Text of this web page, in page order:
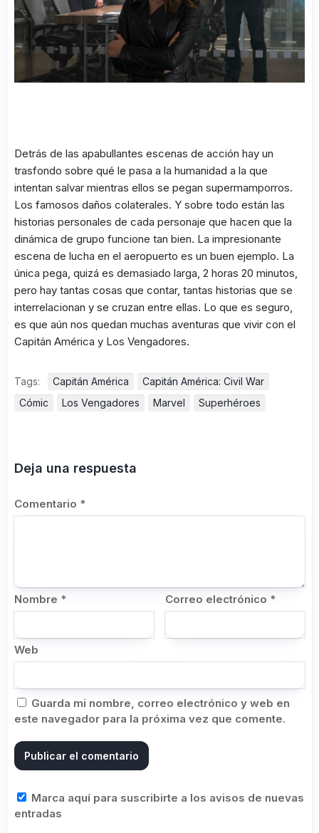
Detrás de las apabullantes escenas de acción hay un
trasfondo sobre qué le pasa a la humanidad a la que
intentan salvar mientras ellos se pegan supermamporros.
Los famosos daños colaterales. Y sobre todo están las
historias personales de cada personaje que hacen que la
dinámica de grupo funcione tan bien. La impresionante
escena de lucha en el aeropuerto es un buen ejemplo. La
única pega, quizá es demasiado larga, 2 horas 20 minutos,
pero hay tantas cosas que contar, tantas historias que se
interrelacionan y se cruzan entre ellas. Lo que es seguro,
es que aún nos quedan muchas aventuras que vivir con el
Capitán América y Los Vengadores.
Tags: Capitán América
Capitán América: Civil War
Cómic
Los Vengadores Marvel Superhéroes
Deja una respuesta
Comentario *
Nombre * Correo electrónico *
Web
Guarda mi nombre, correo electrónico y web en
este navegador para la próxima vez que comente.
Marca aquí para suscribirte a los avisos de nuevas
entradas